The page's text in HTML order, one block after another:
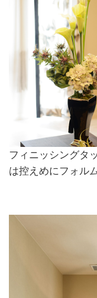
フィニッシングタ
は控えめにフォル